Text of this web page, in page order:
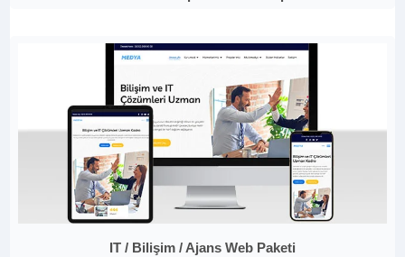
IT / Bilişim / Ajans Web Paketi